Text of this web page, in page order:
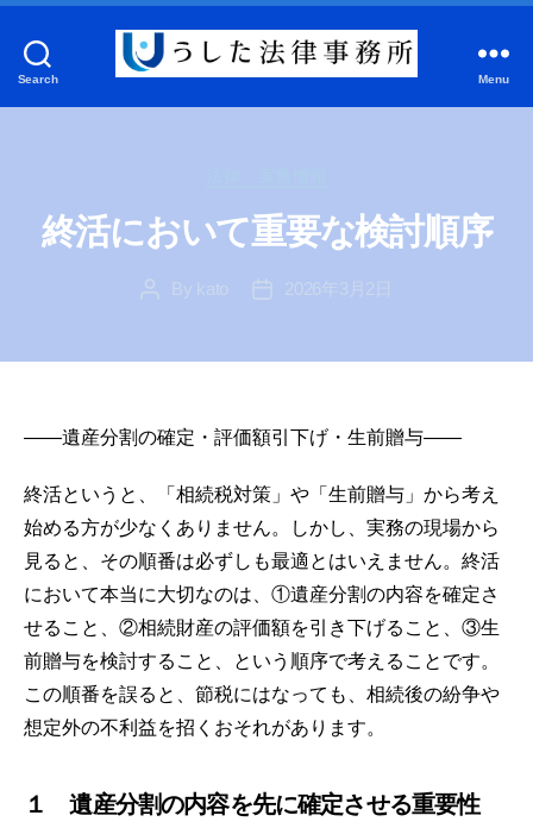
Search
事
所
Menu
終活において重要な検討順序
PostBy kato
Post2026年3月2日
――遺産分割の確定・評価額引下げ・生前贈与――
終活というと、「相続税対策」や「生前贈与」から考え
始める方が少なくありません。しかし、実務の現場から
見ると、その順番は必ずしも最適とはいえません。終活
において本当に大切なのは、①遺産分割の内容を確定さ
せること、②相続財産の評価額を引き下げること、③生
前贈与を検討すること、という順序で考えることです。
この順番を誤ると、節税にはなっても、相続後の紛争や
想定外の不利益を招くおそれがあります。
１ 遺産分割の内容を先に確定させる重要性